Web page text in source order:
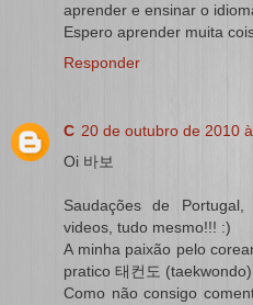
aprender e ensinar o
Espero aprender muita
Responder
C 20 de outubro de 2010
Oi 바보
Saudações de
videos, tudo mesmo!!! :)
A minha paixão pelo
pratico 태컨도
Como não consigo